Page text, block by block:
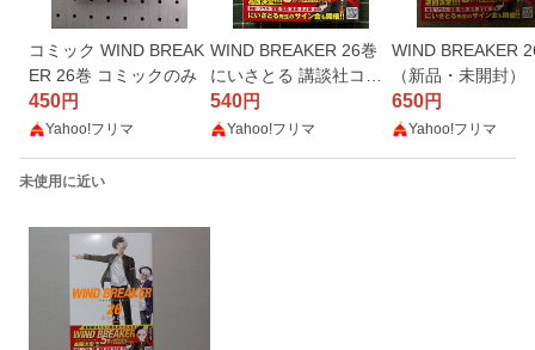
コミック WIND BREAK
ER 26巻 コミックのみ
450円
Yahoo!フリマ
WIND BREAKER 26巻
にいさとる 講談社コミ
ックス
540円
Yahoo!フリマ
WIND BREAKER
（新品・未開封）
650円
Yahoo!フリマ
未使用に近い